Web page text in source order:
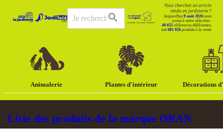
search
Vous cherchez un article
vendu en jardinerie ?
Aujourd'hui 9 août 2026 nous
avons à notre sélection :
40 655 références différentes,
soit 681 026 produits à la vente
Animalerie Plantes d'intérieur Décorations
Liste des produits de la marque ORAN